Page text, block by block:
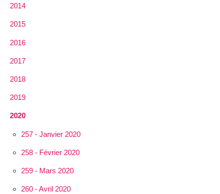
2014
2015
2016
2017
2018
2019
2020
257 - Janvier 2020
258 - Février 2020
259 - Mars 2020
260 - Avril 2020